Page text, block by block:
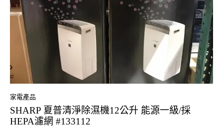
家電產品
SHARP 夏普清淨除濕機12公升 能源一級/採
HEPA濾網 #133112